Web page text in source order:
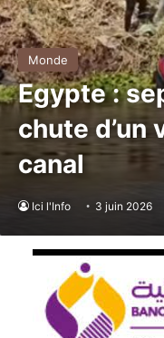
Monde
Egypte :
chute d’un
canal
Ici l'Info 3 juin 2026